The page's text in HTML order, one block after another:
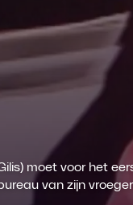
moet voor het
van zijn